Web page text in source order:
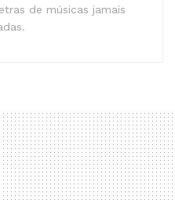
de músicas jamais